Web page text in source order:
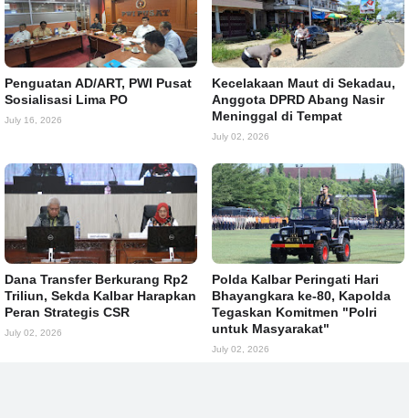
Penguatan AD/ART, PWI Pusat
Sosialisasi Lima PO
July 16, 2026
Kecelakaan Maut di Sekadau,
Anggota DPRD Abang Nasir
Meninggal di Tempat
July 02, 2026
Dana Transfer Berkurang Rp2
Triliun, Sekda Kalbar Harapkan
Peran Strategis CSR
July 02, 2026
Polda Kalbar Peringati Hari
Bhayangkara ke-80, Kapolda
Tegaskan Komitmen "Polri
untuk Masyarakat"
July 02, 2026